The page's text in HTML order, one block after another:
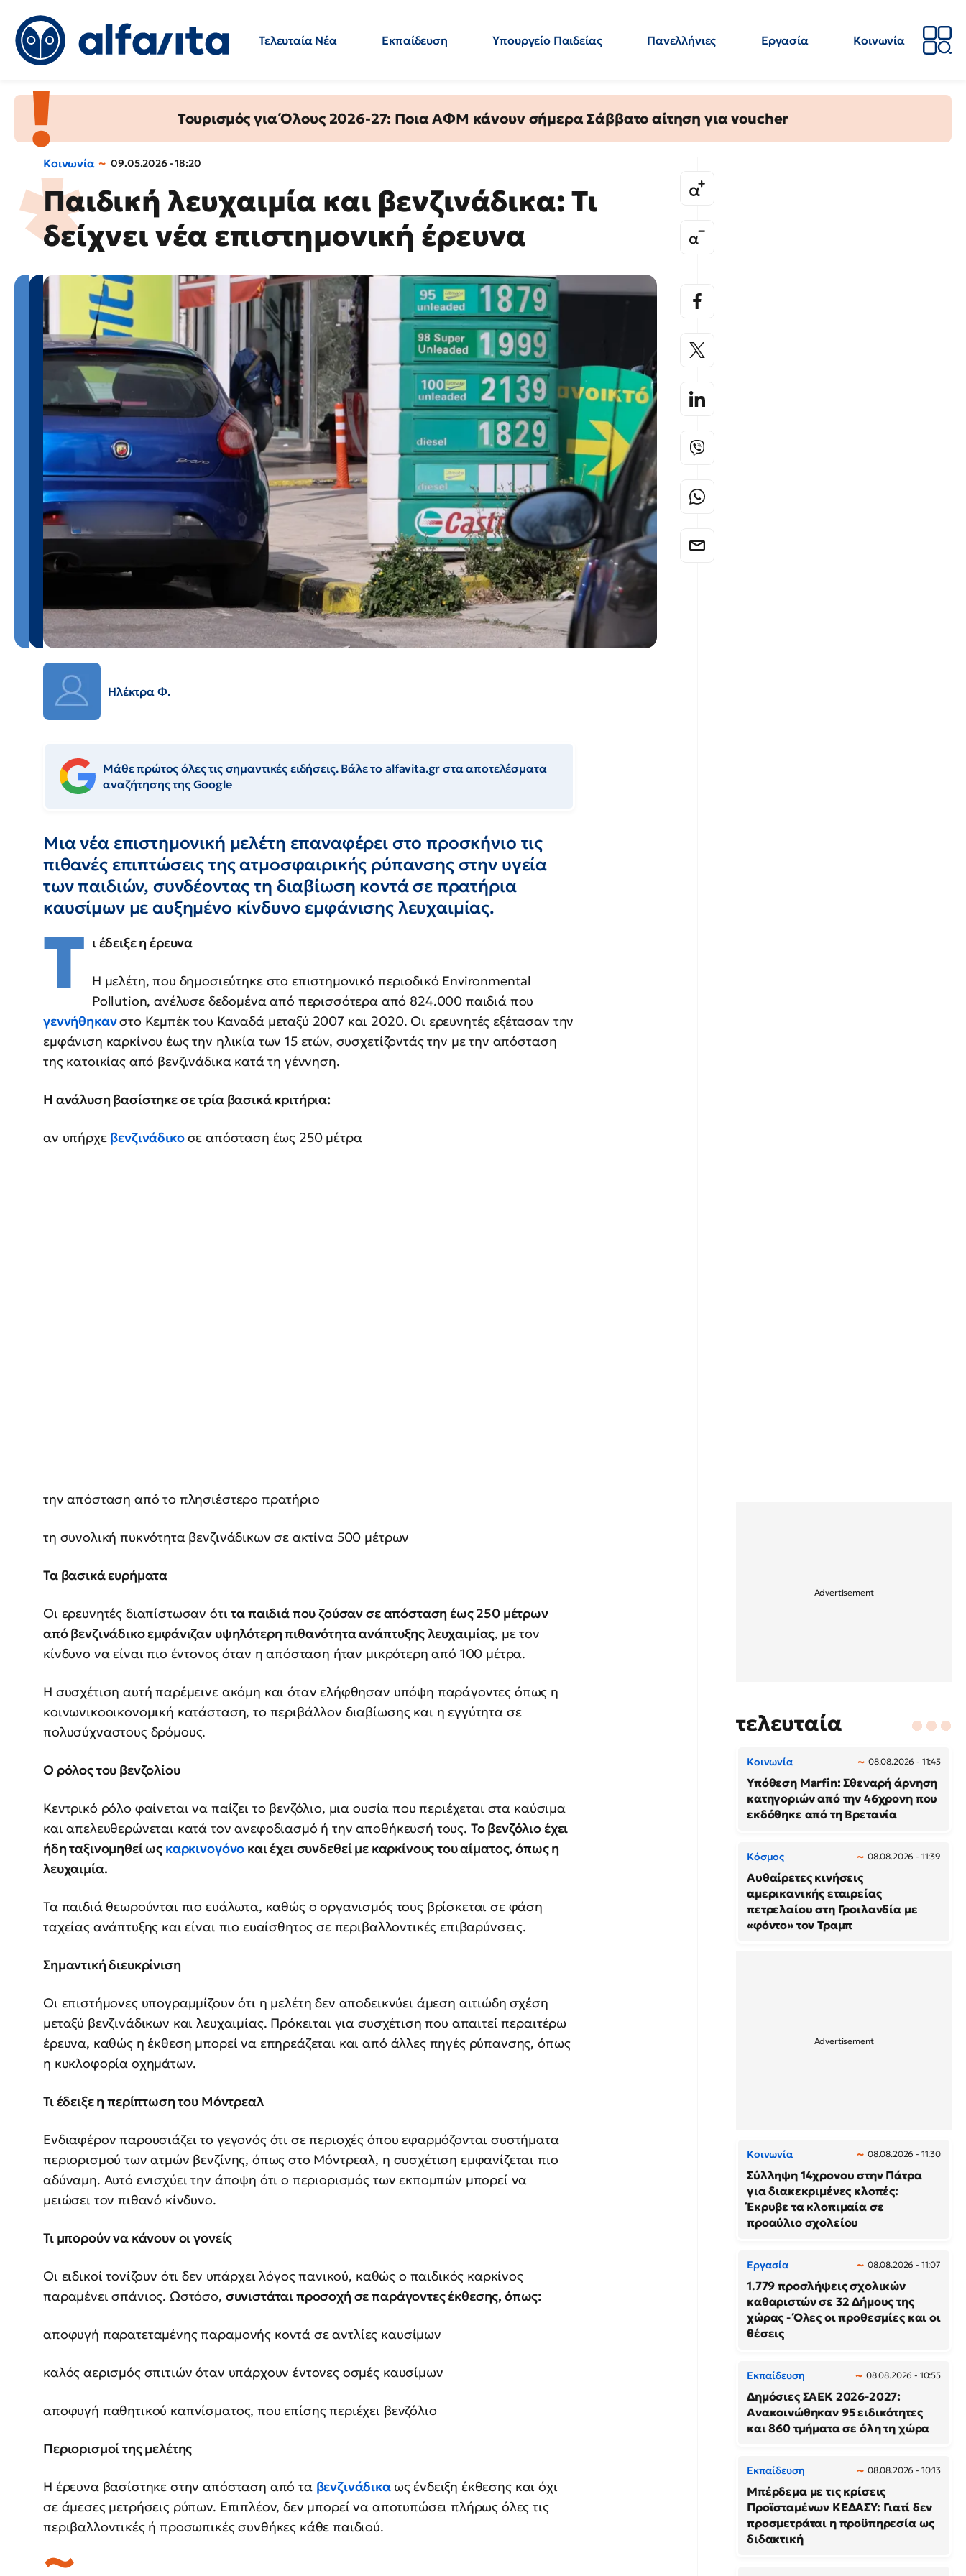
Τελευταία Νέα Εκπαίδευση Υπουργείο Παιδείας Πανελλήνιες Εργασία
Κοινωνία
Τουρισμός για Όλους 2026-27: Ποια ΑΦΜ κάνουν σήμερα Σάββατο αίτηση για voucher
Κοινωνία 09.05.2026 - 18:20
Παιδική λευχαιμία και βενζινάδικα: Τι
δείχνει νέα επιστημονική έρευνα
Ηλέκτρα Φ.
Μάθε πρώτος όλες τις σημαντικές ειδήσεις. Βάλε το alfavita.gr στα αποτελέσματα
αναζήτησης της Google
Μια νέα επιστημονική μελέτη επαναφέρει στο προσκήνιο τις
πιθανές επιπτώσεις της ατμοσφαιρικής ρύπανσης στην υγεία
των παιδιών, συνδέοντας τη διαβίωση κοντά σε πρατήρια
καυσίμων με αυξημένο κίνδυνο εμφάνισης λευχαιμίας.
Τ ι έδειξε η έρευνα
Η μελέτη, που δημοσιεύτηκε στο επιστημονικό περιοδικό Environmental
Pollution, ανέλυσε δεδομένα από περισσότερα από 824.000 παιδιά που
γεννήθηκανστο Κεμπέκ του Καναδά μεταξύ 2007 και 2020. Οι ερευνητές εξέτασαν την
εμφάνιση καρκίνου έως την ηλικία των 15 ετών, συσχετίζοντάς την με την απόσταση
της κατοικίας από βενζινάδικα κατά τη γέννηση.
Η ανάλυση βασίστηκε σε τρία βασικά κριτήρια:
αν υπήρχε βενζινάδικοσε απόσταση έως 250 μέτρα
την απόσταση από το πλησιέστερο πρατήριο
τη συνολική πυκνότητα βενζινάδικων σε ακτίνα 500 μέτρων
Τα βασικά ευρήματα
Οι ερευνητές διαπίστωσαν ότιτα παιδιά που ζούσαν σε απόσταση έως 250 μέτρων
από βενζινάδικο εμφάνιζαν υψηλότερη πιθανότητα ανάπτυξης λευχαιμίας, με τον
κίνδυνο να είναι πιο έντονος όταν η απόσταση ήταν μικρότερη από 100 μέτρα.
Η συσχέτιση αυτή παρέμεινε ακόμη και όταν ελήφθησαν υπόψη παράγοντες όπως η
κοινωνικοοικονομική κατάσταση, το περιβάλλον διαβίωσης και η εγγύτητα σε
πολυσύχναστους δρόμους.
Ο ρόλος του βενζολίου
Κεντρικό ρόλο φαίνεται να παίζει το βενζόλιο, μια ουσία που περιέχεται στα καύσιμα
και απελευθερώνεται κατά τον ανεφοδιασμό ή την αποθήκευσή τους. Το βενζόλιο έχει
ήδη ταξινομηθεί ως καρκινογόνο και έχει συνδεθεί με καρκίνους του αίματος, όπως η
λευχαιμία.
Τα παιδιά θεωρούνται πιο ευάλωτα, καθώς ο οργανισμός τους βρίσκεται σε φάση
ταχείας ανάπτυξης και είναι πιο ευαίσθητος σε περιβαλλοντικές επιβαρύνσεις.
Σημαντική διευκρίνιση
Οι επιστήμονες υπογραμμίζουν ότι η μελέτη δεν αποδεικνύει άμεση αιτιώδη σχέση
μεταξύ βενζινάδικων και λευχαιμίας. Πρόκειται για συσχέτιση που απαιτεί περαιτέρω
έρευνα, καθώς η έκθεση μπορεί να επηρεάζεται και από άλλες πηγές ρύπανσης, όπως
η κυκλοφορία οχημάτων.
Τι έδειξε η περίπτωση του Μόντρεαλ
Ενδιαφέρον παρουσιάζει το γεγονός ότι σε περιοχές όπου εφαρμόζονται συστήματα
περιορισμού των ατμών βενζίνης, όπως στο Μόντρεαλ, η συσχέτιση εμφανίζεται πιο
αδύναμη. Αυτό ενισχύει την άποψη ότι ο περιορισμός των εκπομπών μπορεί να
μειώσει τον πιθανό κίνδυνο.
Τι μπορούν να κάνουν οι γονείς
Οι ειδικοί τονίζουν ότι δεν υπάρχει λόγος πανικού, καθώς ο παιδικός καρκίνος
παραμένει σπάνιος. Ωστόσο, συνιστάται προσοχή σε παράγοντες έκθεσης, όπως:
αποφυγή παρατεταμένης παραμονής κοντά σε αντλίες καυσίμων
καλός αερισμός σπιτιών όταν υπάρχουν έντονες οσμές καυσίμων
αποφυγή παθητικού καπνίσματος, που επίσης περιέχει βενζόλιο
Περιορισμοί της μελέτης
Η έρευνα βασίστηκε στην απόσταση από τα βενζινάδικα ως ένδειξη έκθεσης και όχι
σε άμεσες μετρήσεις ρύπων. Επιπλέον, δεν μπορεί να αποτυπώσει πλήρως όλες τις
περιβαλλοντικές ή προσωπικές συνθήκες κάθε παιδιού.
τελευταία
Κοινωνία 08.08.2026 - 11:45
Υπόθεση Marfin: Σθεναρή άρνηση
κατηγοριών από την 46χρονη που
εκδόθηκε από τη Βρετανία
Κόσμος 08.08.2026 - 11:39
Αυθαίρετες κινήσεις
αμερικανικής εταιρείας
πετρελαίου στη Γροιλανδία με
«φόντο» τον Τραμπ
Κοινωνία 08.08.2026 - 11:30
Σύλληψη 14χρονου στην Πάτρα
για διακεκριμένες κλοπές:
Έκρυβε τα κλοπιμαία σε
προαύλιο σχολείου
Εργασία 08.08.2026 - 11:07
1.779 προσλήψεις σχολικών
καθαριστών σε 32 Δήμους της
χώρας - Όλες οι προθεσμίες και οι
θέσεις
Εκπαίδευση 08.08.2026 - 10:55
Δημόσιες ΣΑΕΚ 2026-2027:
Ανακοινώθηκαν 95 ειδικότητες
και 860 τμήματα σε όλη τη χώρα
Εκπαίδευση 08.08.2026 - 10:13
Μπέρδεμα με τις κρίσεις
Προϊσταμένων ΚΕΔΑΣΥ: Γιατί δεν
προσμετράται η προϋπηρεσία ως
διδακτική